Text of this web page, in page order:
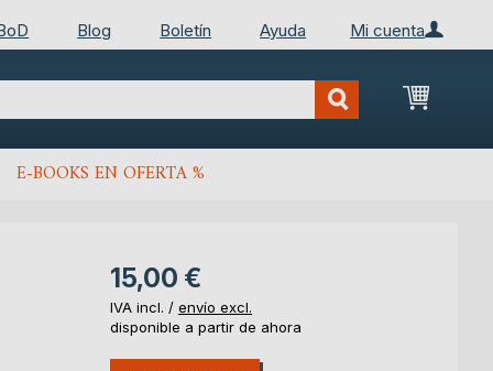
Mi cuenta
Blog Boletín Ayuda
Mi
E-BOOKS EN OFERTA %
15,00 €
IVA incl. / envío excl.
disponible a partir de ahora